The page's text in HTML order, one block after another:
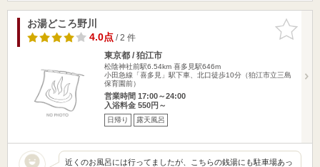
お気に入
りに追加
お湯どころ野川
4.0点/ 2 件
東京都 / 狛江市
松陰神社前駅6.54km 喜多見駅646m
小田急線「喜多見」駅下車、北口徒歩10分（狛江市立三島
保育園前）
営業時間 17:00～24:00
入浴料金 550円～
日帰り 露天風呂
近くのお風呂には行ってましたが、こちらの銭湯にも駐車場あっ